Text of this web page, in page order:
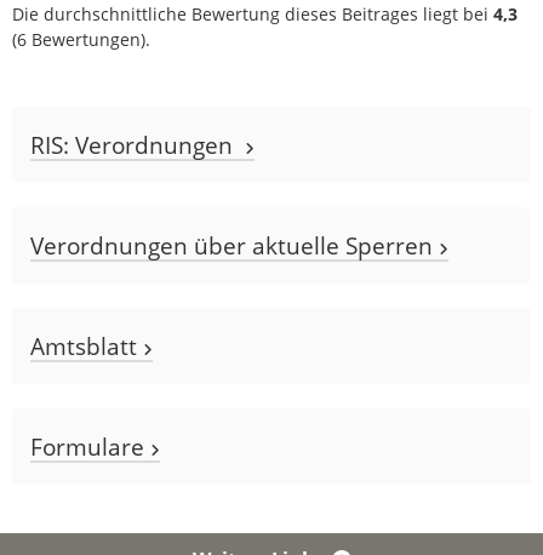
Die durchschnittliche Bewertung dieses Beitrages liegt bei 4,3
(6 Bewertungen).
RIS: Verordnungen
Verordnungen über aktuelle Sperren
Amtsblatt
Formulare